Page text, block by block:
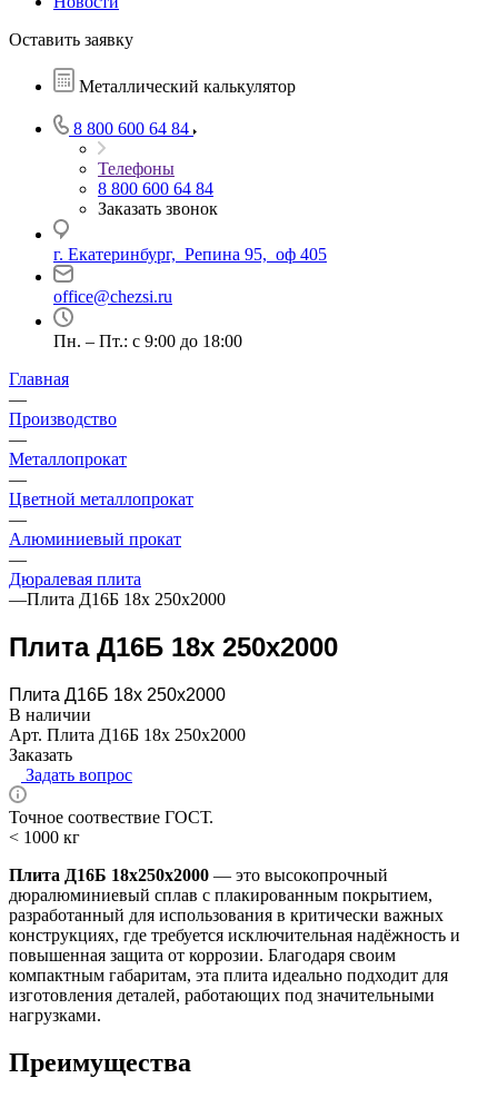
Оставить заявку
Металлический калькулятор
8 800 600 64 84
Телефоны
8 800 600 64 84
Заказать звонок
г. Екатеринбург, Репина 95, оф 405
office@chezsi.ru
Пн. – Пт.: с 9:00 до 18:00
Главная
—
Производство
—
Металлопрокат
—
Цветной металлопрокат
—
Алюминиевый прокат
—
Дюралевая плита
—Плита Д16Б 18х 250х2000
Плита Д16Б 18х 250х2000
Плита Д16Б 18х 250х2000
В наличии
Арт. Плита Д16Б 18х 250х2000
Заказать
Задать вопрос
Точное соотвествие ГОСТ.
< 1000 кг
Плита Д16Б 18х250х2000 — это высокопрочный
дюралюминиевый сплав с плакированным покрытием,
разработанный для использования в критически важных
конструкциях, где требуется исключительная надёжность и
повышенная защита от коррозии. Благодаря своим
компактным габаритам, эта плита идеально подходит для
изготовления деталей, работающих под значительными
нагрузками.
Преимущества